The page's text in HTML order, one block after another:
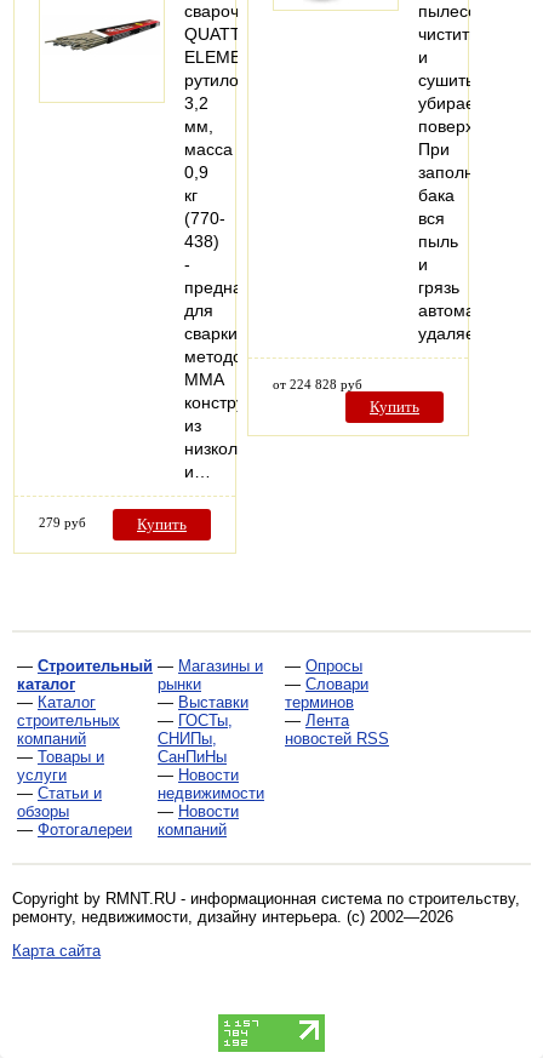
сварочные
QUATTRO
ELEMENTI
рутиловые,
3,2
мм,
масса
0,9
кг
(770-
438)
-
предназначен
для
сварки
методом
MMA
конструкций
из
низколегированных
и…
279 руб Купить
пылесосить,
чистить
и
сушить
убираемые
поверхности.
При
заполнении
бака
вся
пыль
и
грязь
автоматически
удаляется…
от 224 828 руб
Купить
— Строительный
каталог
— Каталог
строительных
компаний
— Товары и
услуги
— Статьи и
обзоры
— Фотогалереи
— Магазины и
рынки
— Выставки
— ГОСТы,
СНИПы,
СанПиНы
— Новости
недвижимости
— Новости
компаний
— Опросы
— Словари
терминов
— Лента
новостей RSS
Copyright by RMNT.RU - информационная система по строительству,
ремонту, недвижимости, дизайну интерьера. (c) 2002—2026
Карта сайта